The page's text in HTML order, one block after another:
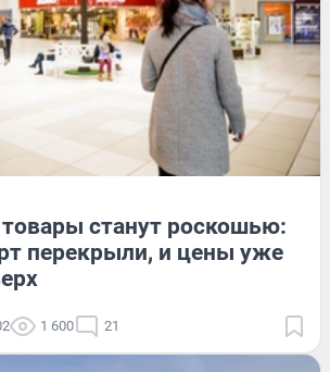
станут роскошью:
перекрыли, и цены уже
1 600 21